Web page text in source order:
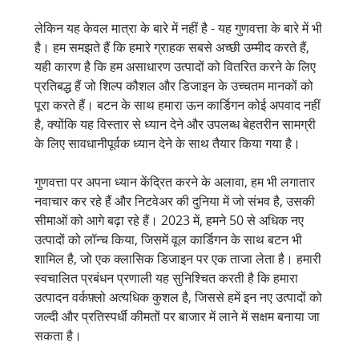
लेकिन यह केवल मात्रा के बारे में नहीं है - यह गुणवत्ता के बारे में भी
है। हम समझते हैं कि हमारे ग्राहक सबसे अच्छी उम्मीद करते हैं,
यही कारण है कि हम असाधारण उत्पादों को वितरित करने के लिए
प्रतिबद्ध हैं जो शिल्प कौशल और डिजाइन के उच्चतम मानकों को
पूरा करते हैं। बटन के साथ हमारा ऊन कार्डिगन कोई अपवाद नहीं
है, क्योंकि यह विस्तार से ध्यान देने और उपलब्ध बेहतरीन सामग्री
के लिए सावधानीपूर्वक ध्यान देने के साथ तैयार किया गया है।
गुणवत्ता पर अपना ध्यान केंद्रित करने के अलावा, हम भी लगातार
नवाचार कर रहे हैं और निटवेअर की दुनिया में जो संभव है, उसकी
सीमाओं को आगे बढ़ा रहे हैं। 2023 में, हमने 50 से अधिक नए
उत्पादों को लॉन्च किया, जिसमें वूल कार्डिगन के साथ बटन भी
शामिल है, जो एक क्लासिक डिजाइन पर एक ताजा लेता है। हमारी
स्वचालित प्रबंधन प्रणाली यह सुनिश्चित करती है कि हमारा
उत्पादन वर्कफ़्लो अत्यधिक कुशल है, जिससे हमें इन नए उत्पादों को
जल्दी और प्रतिस्पर्धी कीमतों पर बाजार में लाने में सक्षम बनाया जा
सकता है।